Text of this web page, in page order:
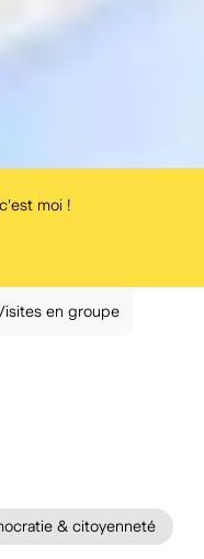
moi !
en groupe
& citoyenneté